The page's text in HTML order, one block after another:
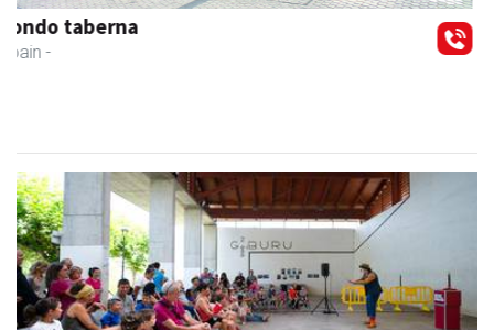
Karrika auto konponketa
Andoain